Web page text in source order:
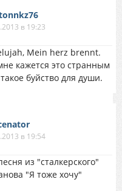
в 19:23
Mein herz brennt.
кажется это странным
буйство для души.
в 19:54
из "сталкерского"
"Я тоже хочу"